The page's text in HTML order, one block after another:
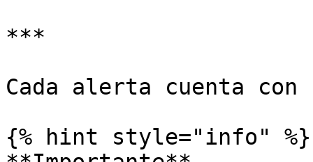
***
Cada alerta cuenta
{% hint style="info" %}